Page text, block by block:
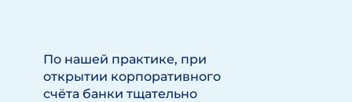
По нашей практике, при
открытии корпоративного
счёта банки тщательно